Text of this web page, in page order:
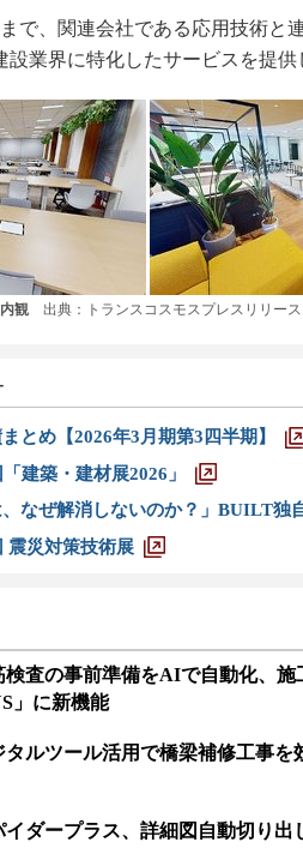
で、関連会社である応用技術と
業界に特化したサービスを提供
観 出典：トランスコスモスプレスリリース
とめ【2026年3月期第3四半期】
建築・建材展2026」
、なぜ解消しないのか？」BUILT独
震災対策技術展
査の事前準備をAIで自動化、施
」に新機能
ルツール活用で橋梁補修工事を
ダープラス、詳細図自動切り出